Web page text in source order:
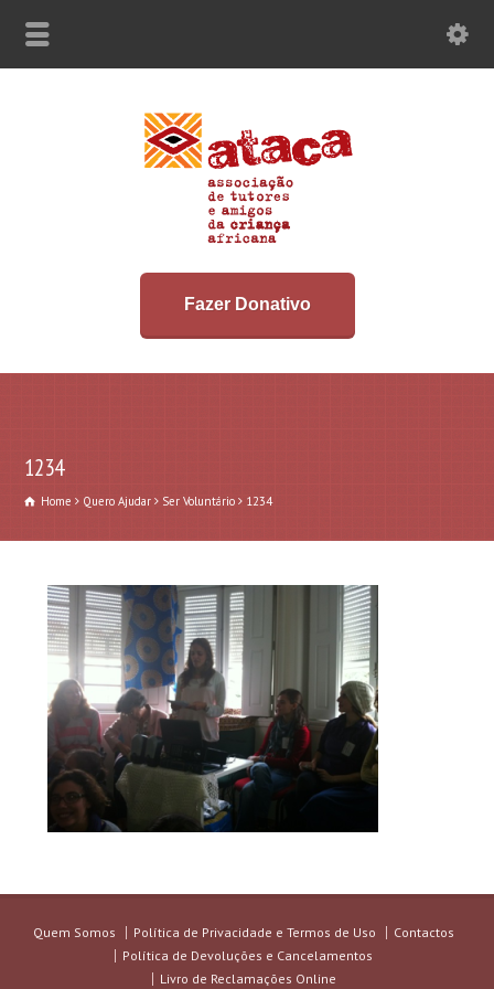
Fazer Donativo
1234
Home Quero Ajudar Ser Voluntário 1234
Quem Somos Política de Privacidade e Termos de Uso
Contactos
Política de Devoluções e Cancelamentos
Livro de Reclamações Online